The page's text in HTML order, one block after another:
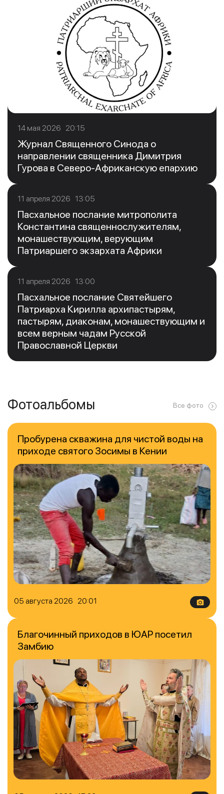
14 мая 2026 20:15
Журнал Священного Синода о
направлении священника Димитрия
Гурова в Северо-Африканскую епархию
11 апреля 2026 13:05
Пасхальное послание митрополита
Константина священнослужителям,
монашествующим, верующим
Патриаршего экзархата Африки
11 апреля 2026 13:00
Пасхальное послание Святейшего
Патриарха Кирилла архипастырям,
пастырям, диаконам, монашествующим и
всем верным чадам Русской
Православной Церкви
Фотоальбомы Все фото
05 августа 2026 20:01
Пробурена скважина для чистой воды на
приходе святого Зосимы в Кении
Благочинный приходов в ЮАР посетил
Замбию